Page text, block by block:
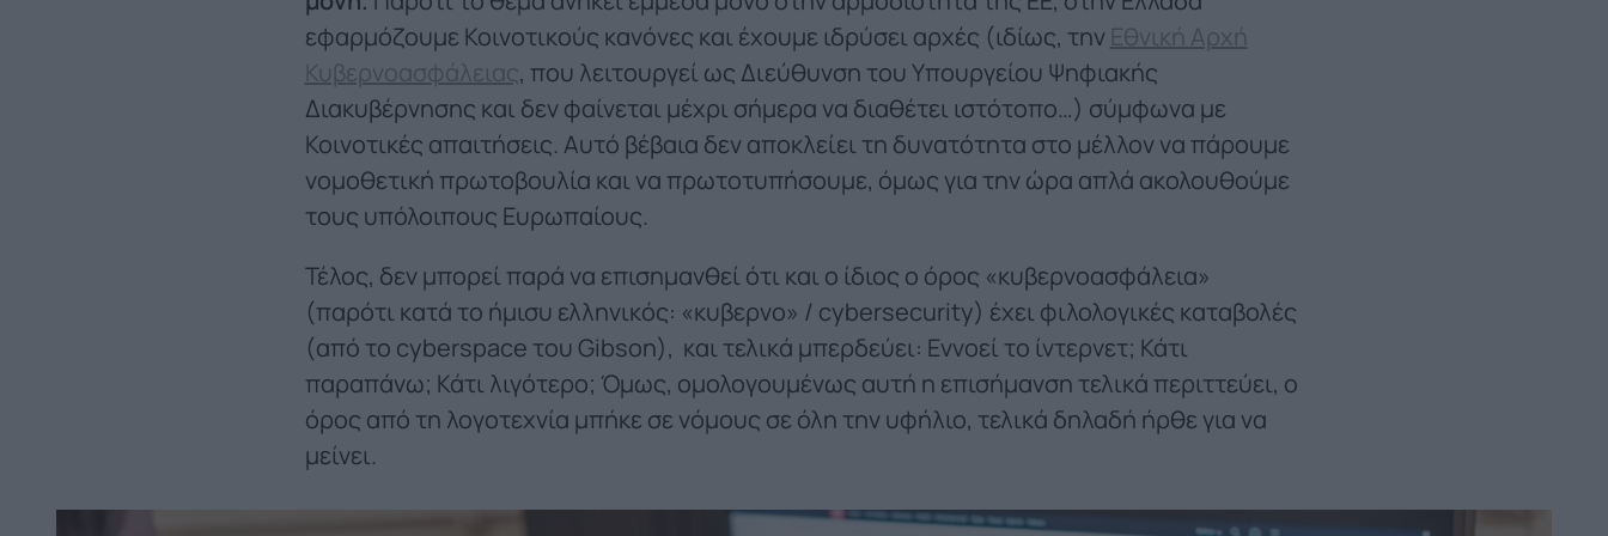
εφαρμόζουμε Κοινοτικούς κανόνες και έχουμε ιδρύσει αρχές (ιδίως, την Εθνική Αρχή
Κυβερνοασφάλειας, που λειτουργεί ως Διεύθυνση του Υπουργείου Ψηφιακής
Διακυβέρνησης και δεν φαίνεται μέχρι σήμερα να διαθέτει ιστότοπο…) σύμφωνα με
Κοινοτικές απαιτήσεις. Αυτό βέβαια δεν αποκλείει τη δυνατότητα στο μέλλον να πάρουμε
νομοθετική πρωτοβουλία και να πρωτοτυπήσουμε, όμως για την ώρα απλά ακολουθούμε
τους υπόλοιπους Ευρωπαίους.
Τέλος, δεν μπορεί παρά να επισημανθεί ότι και ο ίδιος ο όρος «κυβερνοασφάλεια»
(παρότι κατά το ήμισυ ελληνικός: «κυβερνο» / cybersecurity) έχει φιλολογικές καταβολές
(από το cyberspace του Gibson), και τελικά μπερδεύει: Εννοεί το ίντερνετ; Κάτι
παραπάνω; Κάτι λιγότερο; Όμως, ομολογουμένως αυτή η επισήμανση τελικά περιττεύει, ο
όρος από τη λογοτεχνία μπήκε σε νόμους σε όλη την υφήλιο, τελικά δηλαδή ήρθε για να
μείνει.